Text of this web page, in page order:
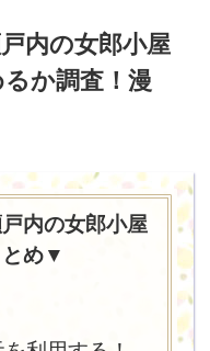
内の女郎小屋
か調査！漫
内の女郎小屋
とめ▼